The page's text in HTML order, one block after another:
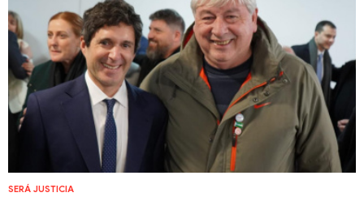
SERÁ JUSTICIA